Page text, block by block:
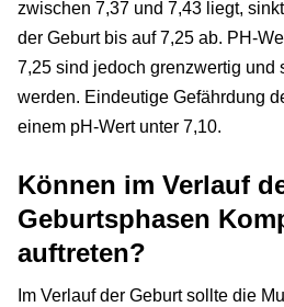
zwischen 7,37 und 7,43 liegt,
der Geburt bis auf 7,25 ab. PH-
7,25 sind jedoch grenzwertig und
werden. Eindeutige Gefährdung
einem pH-Wert unter 7,10.
Können im Verlauf
Geburtsphasen
auftreten?
Im Verlauf der Geburt sollte die